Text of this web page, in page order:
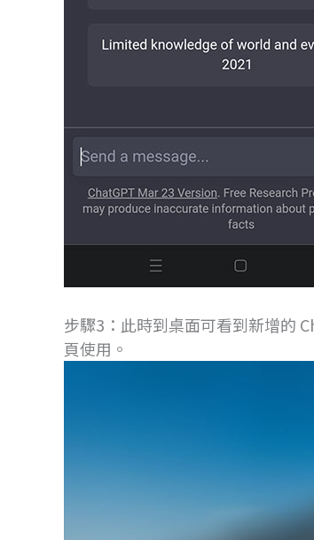
步驟3：此時到桌面可看到新增的
頁使用。